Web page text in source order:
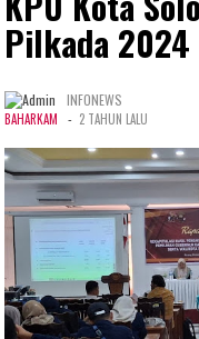
Pilkada 2024
INFONEWS
BAHARKAM - 2 TAHUN LALU